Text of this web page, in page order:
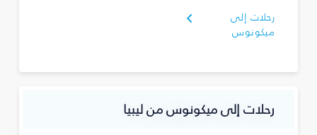
رحلات إلى
ميكونوس
رحلات إلى ميكونوس من ليبيا